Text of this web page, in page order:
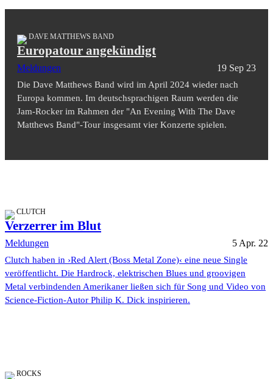
DAVE MATTHEWS BAND
Europatour angekündigt
Meldungen 19 Sep 23
Die Dave Matthews Band wird im April 2024 wieder nach
Europa kommen. Im deutschsprachigen Raum werden die
Jam-Rocker im Rahmen der "An Evening With The Dave
Matthews Band"-Tour insgesamt vier Konzerte spielen.
CLUTCH
Verzerrer im Blut
Meldungen 5 Apr. 22
Clutch haben in ›Red Alert (Boss Metal Zone)‹ eine neue Single
veröffentlicht. Die Hardrock, elektrischen Blues und groovigen
Metal verbindenden Amerikaner ließen sich für Song und Video von
Science-Fiction-Autor Philip K. Dick inspirieren.
ROCKS